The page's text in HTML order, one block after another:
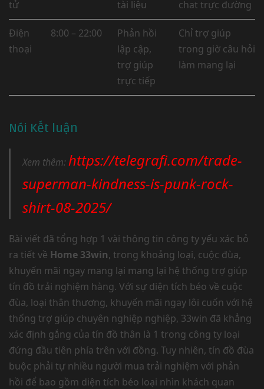
tử
tài liệu
chat trực đường
Điện
thoại
8:00 – 22:00
Phản hồi
lập cập,
trợ giúp
trực tiếp
Chỉ trợ giúp
trong giờ câu hỏi
làm mang lại
Nói Kết luận
Xem thêm: https://telegrafi.com/trade-
superman-kindness-is-punk-rock-
shirt-08-2025/
Bài viết đã tổng hợp 1 vài thông tin công ty yếu xác bỏ
ra tiết về Home 33win, trong khoảng loại, cuộc đùa,
khuyến mãi ngay mang lại mang lại hệ thống trợ giúp
tín đồ trải nghiệm hàng. Với sự diện tích béo về cuộc
đùa, loại thân thương, khuyến mãi ngay lôi cuốn với hệ
thống trợ giúp chuyên nghiệp nghiệp, 33win đã khẳng
xác định gắng của tín đồ thân là 1 trong công ty loại
đứng đầu tiên phía trên với đồng. Tuy nhiên, tín đồ đùa
buộc phải tự nhiều người mua trải nghiệm với phản
hồi để bao gồm diện tích béo loại nhìn khách quan